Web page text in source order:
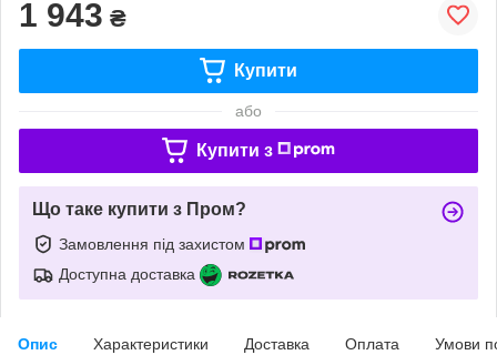
1 943 ₴
Купити
або
Купити з
Що таке купити з Пром?
Замовлення під захистом
Доступна доставка
Опис Характеристики Доставка Оплата Умови